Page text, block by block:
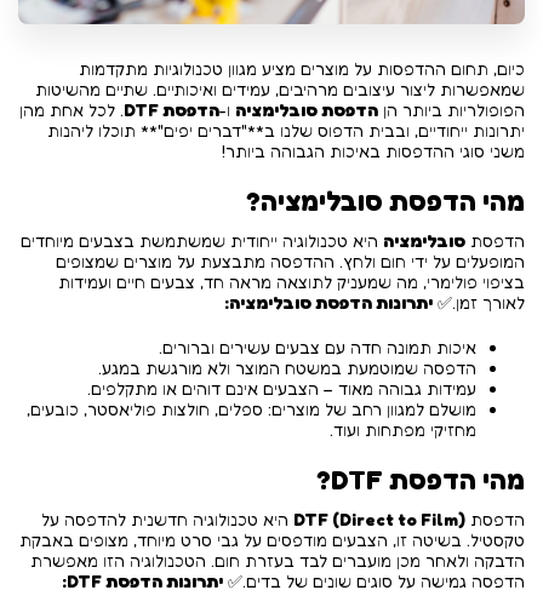
כיום, תחום ההדפסות על מוצרים מציע מגוון טכנולוגיות מתקדמות
שמאפשרות ליצור עיצובים מרהיבים, עמידים ואיכותיים. שתיים מהשיטות
הפופולריות ביותר הן הדפסת סובלימציה ו-הדפסת DTF
. לכל אחת מהן
יתרונות ייחודיים, ובבית הדפוס שלנו ב**"דברים יפים"** תוכלו ליהנות
משני סוגי ההדפסות באיכות הגבוהה ביותר!
מהי הדפסת סובלימציה?
הדפסת סובלימציה היא טכנולוגיה ייחודית שמשתמשת בצבעים מיוחדים
המופעלים על ידי חום ולחץ. ההדפסה מתבצעת על מוצרים שמצופים
בציפוי פולימרי, מה שמעניק לתוצאה מראה חד, צבעים חיים ועמידות
לאורך זמן.✅ יתרונות הדפסת סובלימציה:
איכות תמונה חדה עם צבעים עשירים וברורים.
הדפסה שמוטמעת במשטח המוצר ולא מורגשת במגע.
עמידות גבוהה מאוד – הצבעים אינם דוהים או מתקלפים.
מושלם למגוון רחב של מוצרים: ספלים, חולצות פוליאסטר, כובעים,
מחזיקי מפתחות ועוד.
מהי הדפסת DTF?
הדפסת DTF (Direct to Film) היא טכנולוגיה חדשנית להדפסה על
טקסטיל. בשיטה זו, הצבעים מודפסים על גבי סרט מיוחד, מצופים באבקת
הדבקה ולאחר מכן מועברים לבד בעזרת חום. הטכנולוגיה הזו מאפשרת
הדפסה גמישה על סוגים שונים של בדים.✅ יתרונות הדפסת DTF: